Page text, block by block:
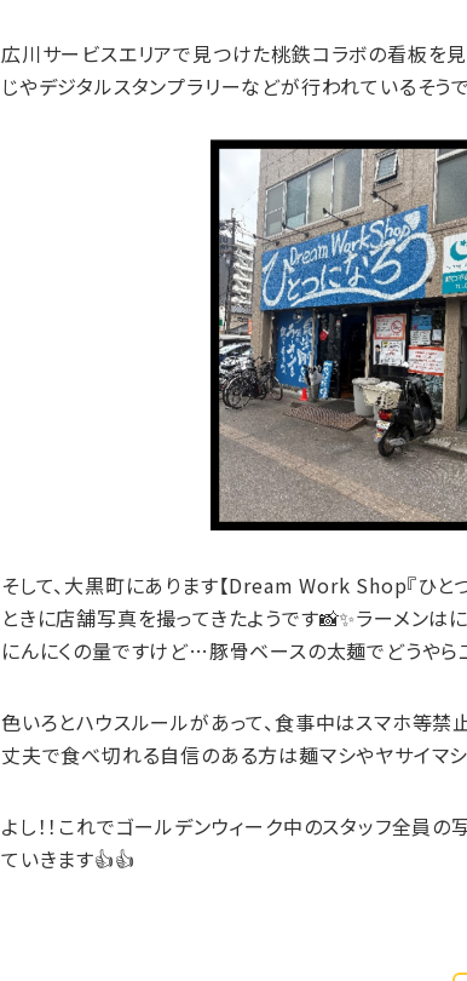
広川サービスエリアで見つけた桃鉄コラボの看板を
じやデジタルスタンプラリーなどが行われているそ
そして、大黒町にあります【Dream Work Shop『ひ
ときに店舗写真を撮ってきたようです📸✨ラーメンは
にんにくの量ですけど…豚骨ベースの太麺でどうやら
色いろとハウスルールがあって、食事中はスマホ等
丈夫で食べ切れる自信のある方は麺マシやヤサイマ
よし！！これでゴールデンウィーク中のスタッフ全員
ていきます👍👍